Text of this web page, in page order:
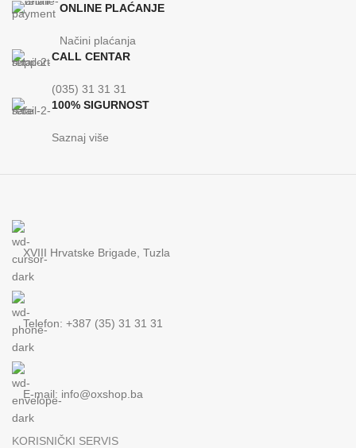
ONLINE PLAĆANJE
Načini plaćanja
CALL CENTAR
(035) 31 31 31
100% SIGURNOST
Saznaj više
XVIII Hrvatske Brigade, Tuzla
Telefon: +387 (35) 31 31 31
E-mail: info@oxshop.ba
KORISNIČKI SERVIS